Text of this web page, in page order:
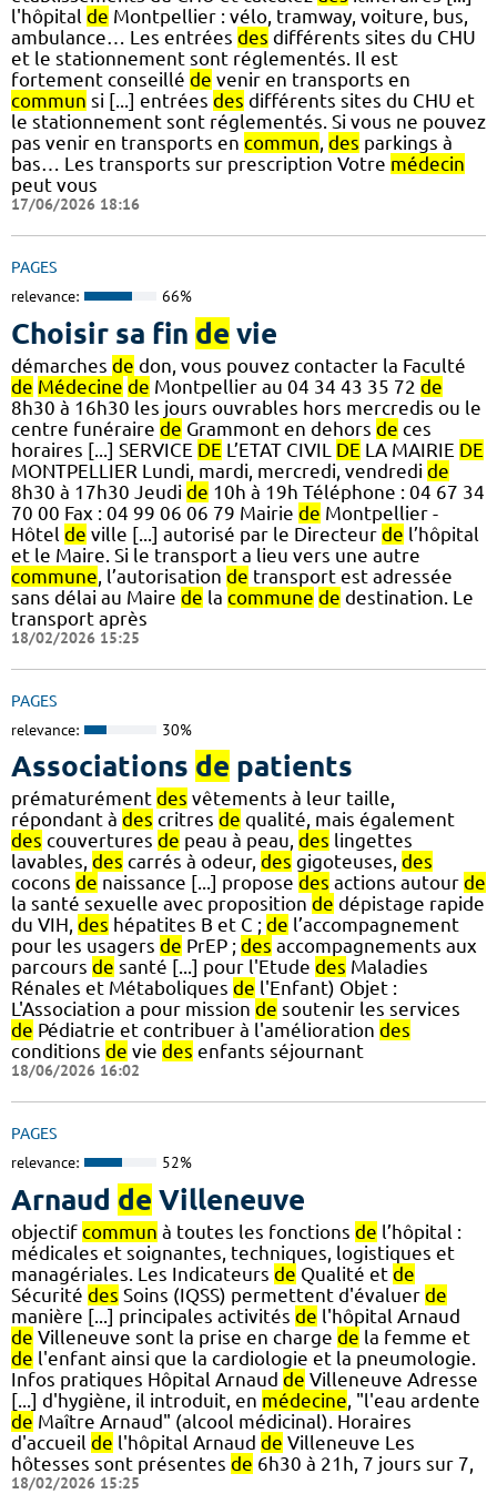
l'hôpital de Montpellier : vélo, tramway, voiture, bus,
ambulance… Les entrées des différents sites du CHU
et le stationnement sont réglementés. Il est
fortement conseillé de venir en transports en
commun si [...] entrées des différents sites du CHU et
le stationnement sont réglementés. Si vous ne pouvez
pas venir en transports en commun, des parkings à
bas… Les transports sur prescription Votre médecin
peut vous
17/06/2026 18:16
PAGES
relevance: 66%
Choisir sa fin de vie
démarches de don, vous pouvez contacter la Faculté
de Médecine de Montpellier au 04 34 43 35 72 de
8h30 à 16h30 les jours ouvrables hors mercredis ou le
centre funéraire de Grammont en dehors de ces
horaires [...] SERVICE DE L’ETAT CIVIL DE LA MAIRIE DE
MONTPELLIER Lundi, mardi, mercredi, vendredi de
8h30 à 17h30 Jeudi de 10h à 19h Téléphone : 04 67 34
70 00 Fax : 04 99 06 06 79 Mairie de Montpellier -
Hôtel de ville [...] autorisé par le Directeur de l’hôpital
et le Maire. Si le transport a lieu vers une autre
commune , l’autorisation de transport est adressée
sans délai au Maire de la commune de destination. Le
transport après
18/02/2026 15:25
PAGES
relevance: 30%
Associations de patients
prématurément des vêtements à leur taille,
répondant à des critres de qualité, mais également
des couvertures de peau à peau, des lingettes
lavables, des carrés à odeur, des gigoteuses, des
cocons de naissance [...] propose des actions autour de
la santé sexuelle avec proposition de dépistage rapide
du VIH, des hépatites B et C ; de l’accompagnement
pour les usagers de PrEP ; des accompagnements aux
parcours de santé [...] pour l'Etude des Maladies
Rénales et Métaboliques de l'Enfant) Objet :
L'Association a pour mission de soutenir les services
de Pédiatrie et contribuer à l'amélioration des
conditions de vie des enfants séjournant
18/06/2026 16:02
PAGES
relevance: 52%
Arnaud de Villeneuve
objectif commun à toutes les fonctions de l’hôpital :
médicales et soignantes, techniques, logistiques et
managériales. Les Indicateurs de Qualité et de
Sécurité des Soins (IQSS) permettent d'évaluer de
manière [...] principales activités de l'hôpital Arnaud
de Villeneuve sont la prise en charge de la femme et
de l'enfant ainsi que la cardiologie et la pneumologie.
Infos pratiques Hôpital Arnaud de Villeneuve Adresse
[...] d'hygiène, il introduit, en médecine , "l'eau ardente
de Maître Arnaud" (alcool médicinal). Horaires
d'accueil de l'hôpital Arnaud de Villeneuve Les
hôtesses sont présentes de 6h30 à 21h, 7 jours sur 7,
18/02/2026 15:25